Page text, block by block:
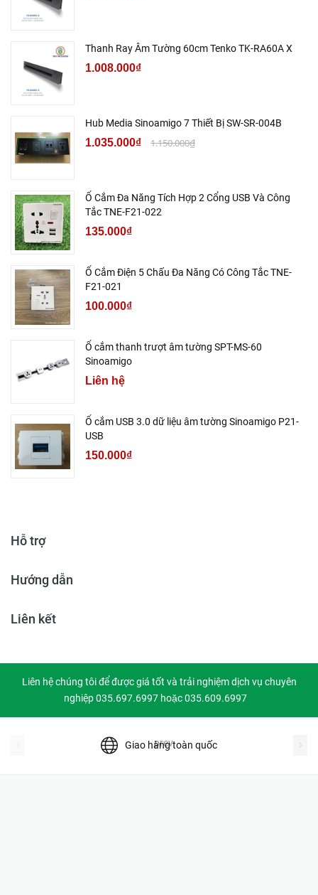
Thanh Ray Âm Tường 60cm Tenko TK-RA60A X
1.008.000₫
Hub Media Sinoamigo 7 Thiết Bị SW-SR-004B
1.035.000₫ 1.150.000₫
Ổ Cắm Đa Năng Tích Hợp 2 Cổng USB Và Công
Tắc TNE-F21-022
135.000₫
Ổ Cắm Điện 5 Chấu Đa Năng Có Công Tắc TNE-
F21-021
100.000₫
Ổ cắm thanh trượt âm tường SPT-MS-60
Sinoamigo
Liên hệ
Ổ cắm USB 3.0 dữ liệu âm tường Sinoamigo P21-
USB
150.000₫
Hỗ trợ
Hướng dẫn
Liên kết
Liên hệ chúng tôi để được giá tốt và trải nghiệm dịch vụ chuyên
nghiệp 035.697.6997 hoặc 035.609.6997
Giao hàng toàn quốc
prev